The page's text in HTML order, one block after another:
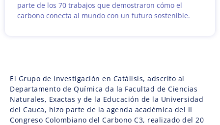
parte de los 70 trabajos que demostraron cómo el
carbono conecta al mundo con un futuro sostenible.
El Grupo de Investigación en Catálisis, adscrito al
Departamento de Química da la Facultad de Ciencias
Naturales, Exactas y de la Educación de la Universidad
del Cauca, hizo parte de la agenda académica del II
Congreso Colombiano del Carbono C3, realizado del 20